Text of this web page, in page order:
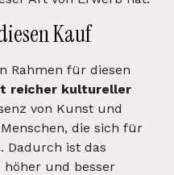
Kauf
Rahmen für diesen
reicher kultureller
von Kunst und
die sich für
Dadurch ist das
höher und besser